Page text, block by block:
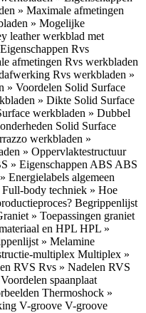
» Maximale afmetingen
» Mogelijke
leather werkblad met
Rvs
afmetingen Rvs werkbladen
Rvs werkbladen »
» Voordelen Solid Surface
» Dikte Solid Surface
werkbladen » Dubbel
Solid Surface
werkbladen »
» Oppervlaktestructuur
» Eigenschappen ABS ABS
Energielabels algemeen
Full-body techniek » Hoe
Begrippenlijst
» Toepassingen graniet
en HPL HPL »
» Melamine
multiplex Multiplex »
RVS Rvs » Nadelen RVS
spaanplaat
Thermoshock »
V-groove V-groove